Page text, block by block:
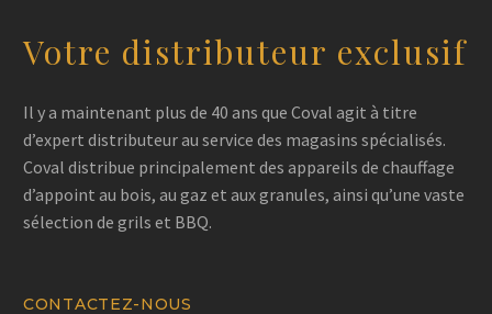
Votre distributeur exclusif
Il y a maintenant plus de 40 ans que Coval agit à titre
d’expert distributeur au service des magasins spécialisés.
Coval distribue principalement des appareils de chauffage
d’appoint au bois, au gaz et aux granules, ainsi qu’une vaste
sélection de grils et BBQ.
CONTACTEZ-NOUS